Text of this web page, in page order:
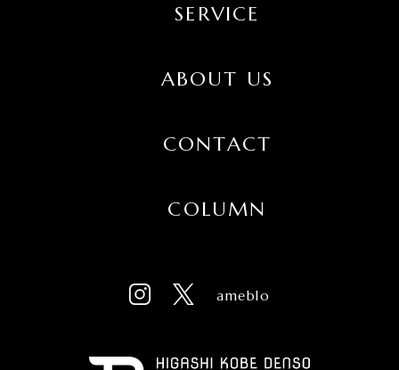
ameblo
SERVICE
ABOUT US
CONTACT
COLUMN